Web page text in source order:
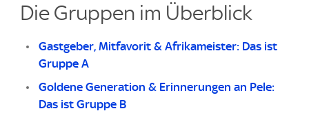
Die Gruppen im Überblick
Gastgeber, Mitfavorit & Afrikameister: Das ist
Gruppe A
Goldene Generation & Erinnerungen an Pele:
Das ist Gruppe B